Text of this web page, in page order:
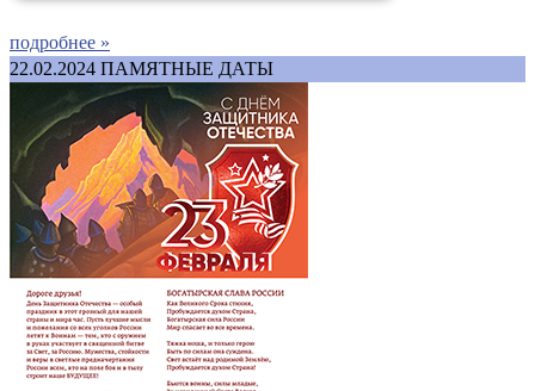
подробнее »
22.02.2024 ПАМЯТНЫЕ ДАТЫ